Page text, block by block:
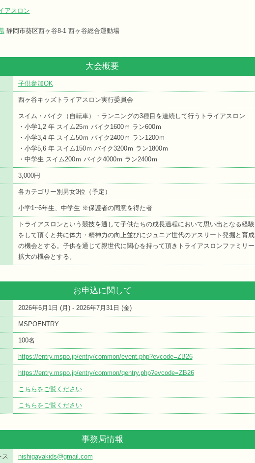
アスロン
静岡市葵区西ヶ谷8-1 西ヶ谷総合運動場
大会概要
子供参加OK
西ヶ谷キッズトライアスロン実行委員会
スイム・バイク（自転車）・ランニングの3種目を連続して行うトライアスロン
・小学1,2 年 スイム25ｍ バイク1600ｍ ラン600ｍ
・小学3,4 年 スイム50ｍ バイク2400ｍ ラン1200ｍ
・小学5,6 年 スイム150ｍ バイク3200ｍ ラン1800ｍ
・中学生 スイム200ｍ バイク4000ｍ ラン2400ｍ
3,000円
各カテゴリー別男女3位（予定）
小学1~6年生、中学生 ※保護者の同意を得た者
トライアスロンという競技を通して子供たちの成長過程において思い出となる経験
をして頂くと共に体力・精神力の向上並びにジュニア世代のアスリート発掘と育成
の機会とする。子供を通じて親世代に関心を持って頂きトライアスロンファミリー
拡大の機会とする。
お申込に関して
2026年6月1日 (月 ) - 2026年7月31日 (金)
MSPOENTRY
100名
https://entry.mspo.jp/entry/common/event.php?evcode=ZB26
https://entry.mspo.jp/entry/common/qentry.php?evcode=ZB26
こちらをご覧ください
こちらをご覧ください
事務局情報
ス nishigayakids@gmail.com